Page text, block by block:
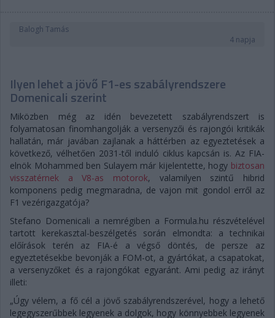
Balogh Tamás
4 napja
Ilyen lehet a jövő F1-es szabályrendszere
Domenicali szerint
Miközben még az idén bevezetett szabályrendszert is
folyamatosan finomhangolják a versenyzői és rajongói kritikák
hallatán, már javában zajlanak a háttérben az egyeztetések a
következő, vélhetően 2031-től induló ciklus kapcsán is. Az FIA-
elnök Mohammed ben Sulayem már kijelentette, hogy biztosan
visszatérnek a V8-as motorok, valamilyen szintű hibrid
komponens pedig megmaradna, de vajon mit gondol erről az
F1 vezérigazgatója?
Stefano Domenicali a nemrégiben a Formula.hu részvételével
tartott kerekasztal-beszélgetés során elmondta: a technikai
előírások terén az FIA-é a végső döntés, de persze az
egyeztetésekbe bevonják a FOM-ot, a gyártókat, a csapatokat,
a versenyzőket és a rajongókat egyaránt. Ami pedig az irányt
illeti:
„Úgy vélem, a fő cél a jövő szabályrendszerével, hogy a lehető
legegyszerűbbek legyenek a dolgok, hogy könnyebbek legyenek